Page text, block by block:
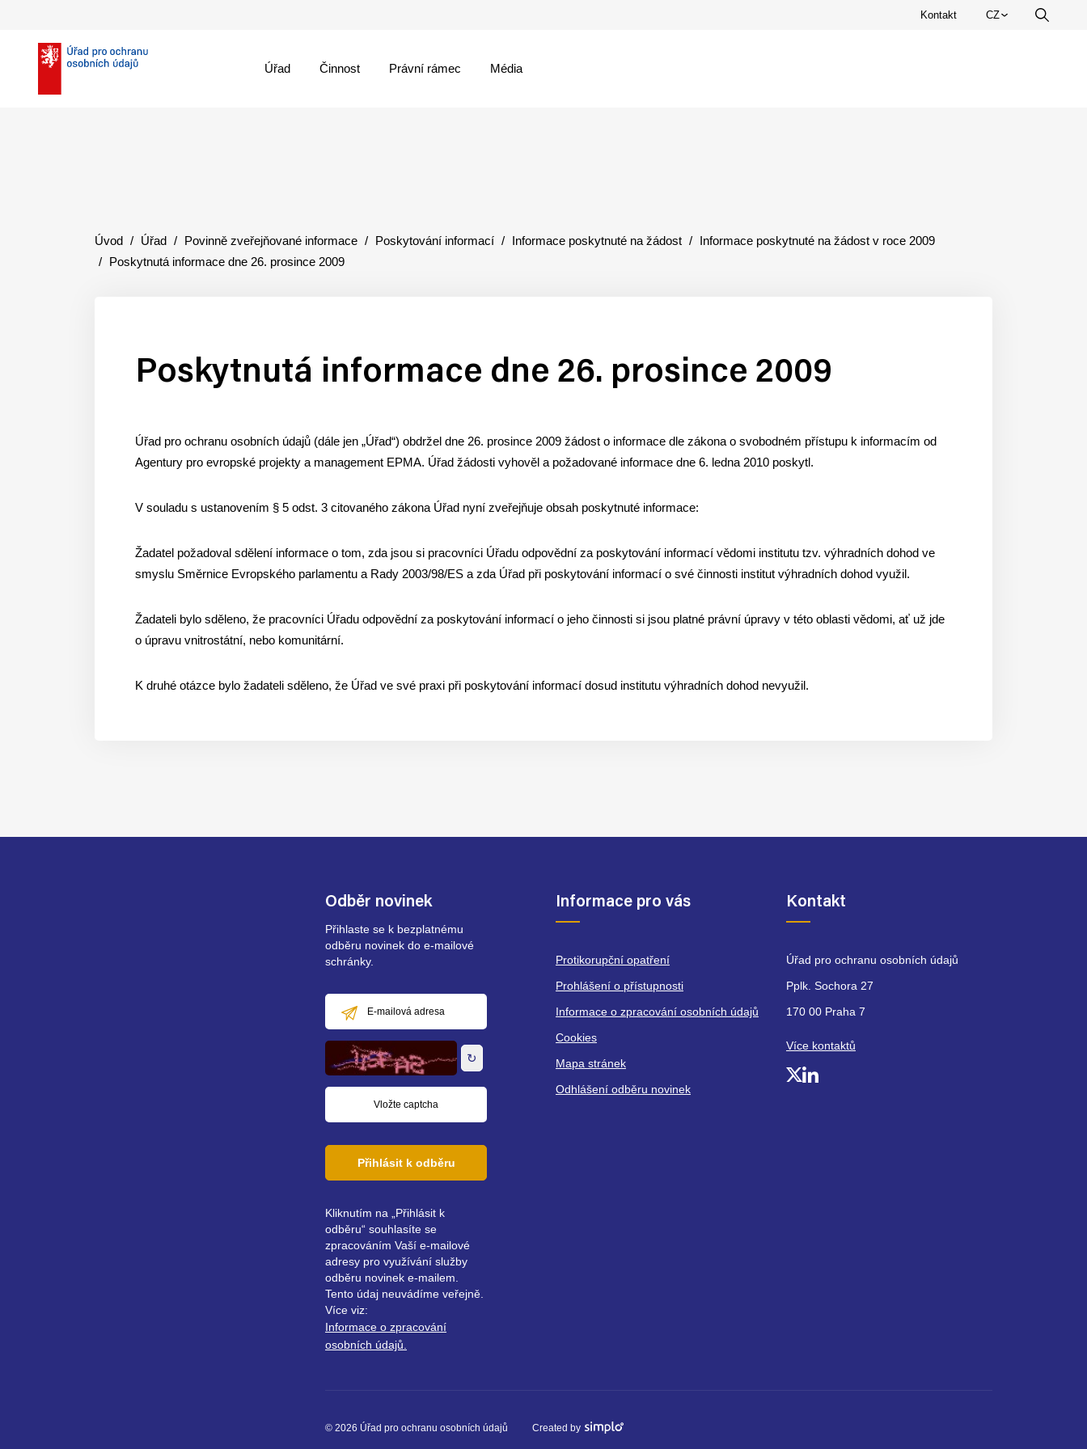
Kontakt
Zvolte
CZ
Úřad Činnost Právní rámec Média
Úvod Úřad Povinně zveřejňované informace Poskytování informací Informace poskytnuté na žádost
Informace poskytnuté na žádost v roce 2009
Poskytnutá informace dne 26. prosince 2009
Poskytnutá informace dne 26. prosince 2009
Úřad pro ochranu osobních údajů (dále jen „Úřad“) obdržel dne 26. prosince 2009 žádost o informace dle zákona o svobodném přístupu k informacím od
Agentury pro evropské projekty a management EPMA. Úřad žádosti vyhověl a požadované informace dne 6. ledna 2010 poskytl.
V souladu s ustanovením § 5 odst. 3 citovaného zákona Úřad nyní zveřejňuje obsah poskytnuté informace:
Žadatel požadoval sdělení informace o tom, zda jsou si pracovníci Úřadu odpovědní za poskytování informací vědomi institutu tzv. výhradních dohod ve
smyslu Směrnice Evropského parlamentu a Rady 2003/98/ES a zda Úřad při poskytování informací o své činnosti institut výhradních dohod využil.
Žadateli bylo sděleno, že pracovníci Úřadu odpovědní za poskytování informací o jeho činnosti si jsou platné právní úpravy v této oblasti vědomi, ať už jde
o úpravu vnitrostátní, nebo komunitární.
K druhé otázce bylo žadateli sděleno, že Úřad ve své praxi při poskytování informací dosud institutu výhradních dohod nevyužil.
Odběr novinek
Přihlaste se k bezplatnému
odběru novinek do e-mailové
schránky.
mailová
adresa
↻
Přihlásit k odběru
Kliknutím na „Přihlásit k
odběru“ souhlasíte se
zpracováním Vaší e-mailové
adresy pro využívání služby
odběru novinek e-mailem.
Tento údaj neuvádíme veřejně.
Více viz:
Informace o zpracování
osobních údajů.
Informace pro vás
Protikorupční opatření
Prohlášení o přístupnosti
Informace o zpracování osobních údajů
Cookies
Mapa stránek
Odhlášení odběru novinek
Kontakt
Úřad pro ochranu osobních údajů
Pplk. Sochora 27
170 00 Praha 7
Více kontaktů
© 2026 Úřad pro ochranu osobních údajů Created by